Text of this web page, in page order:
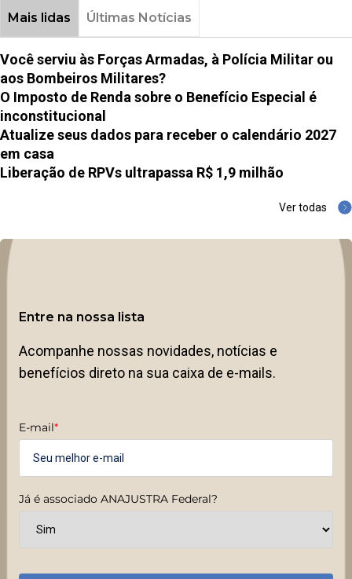
Mais lidas Últimas Notícias
Você serviu às Forças Armadas, à Polícia Militar ou
aos Bombeiros Militares?
O Imposto de Renda sobre o Benefício Especial é
inconstitucional
Atualize seus dados para receber o calendário 2027
em casa
Liberação de RPVs ultrapassa R$ 1,9 milhão
Ver todas
Entre na nossa lista
Acompanhe nossas novidades, notícias e
benefícios direto na sua caixa de e-mails.
E-mail*
Já é associado ANAJUSTRA Federal?